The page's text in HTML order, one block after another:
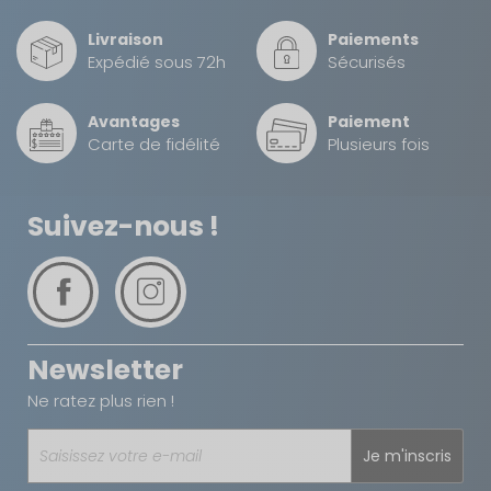
Son format universel et sa compatibilité avec les
indispensable pour optimiser l'autonomie de votre
installation gaz, que ce soit pour un usage
Coloris noir ou cuivré selon arrivage.
Livraison
Expédié sous 72h
Paiements
Sécurisés
Avantages
Carte de fidélité
Paiement
Plusieurs fois
Suivez-nous !
Newsletter
Ne ratez plus rien !
Je m'inscris